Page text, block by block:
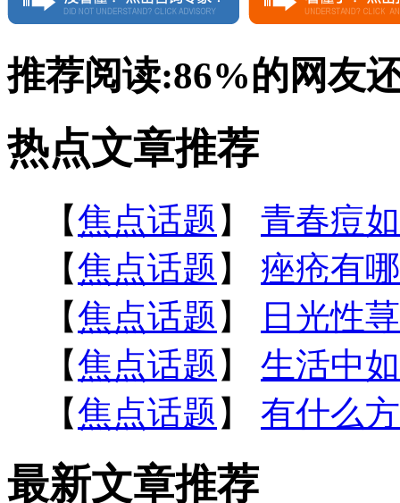
推荐阅读:86%的网友
热点文章推荐
【焦点话题 】 青春痘
【焦点话题 】 痤疮有
【焦点话题 】
日光性
【焦点话题 】 生活中
【焦点话题 】 有什么
最新文章推荐